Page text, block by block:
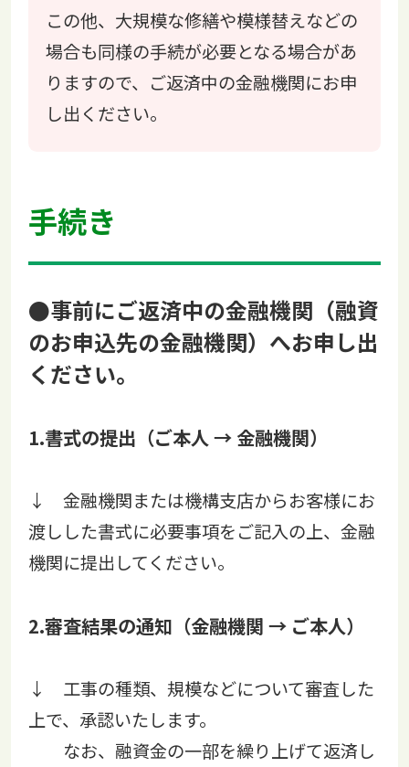
この他、大規模な修繕や模様替えなどの
場合も同様の手続が必要となる場合があ
りますので、ご返済中の金融機関にお申
し出ください。
手続き
●事前にご返済中の金融機関（融資
のお申込先の金融機関）へお申し出
ください。
1.書式の提出（ご本人 → 金融機関）
↓ 金融機関または機構支店からお客様にお
渡しした書式に必要事項をご記入の上、金融
機関に提出してください。
2.審査結果の通知（金融機関 → ご本人）
↓ 工事の種類、規模などについて審査した
上で、承認いたします。
なお、融資金の一部を繰り上げて返済し